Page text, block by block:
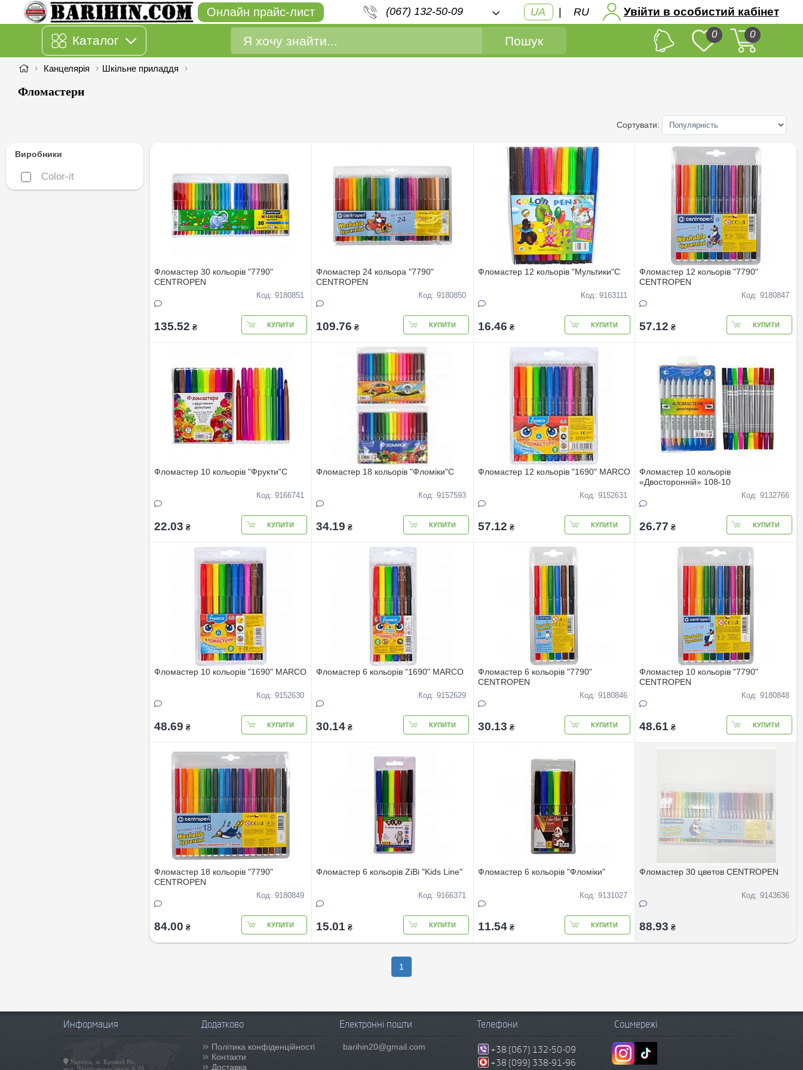
Онлайн прайс-лист (067) 132-50-09 UA | RU Увійти в особистий кабінет
Каталог Пошук 0 0
Канцелярія Шкільне приладдя
Фломастери
Сортувати:
Виробники
Color-it
Color-it
Фломастер 30 кольорів "7790"
CENTROPEN
Код: 9180851
135.52 ₴ КУПИТИ
Фломастер 24 кольора "7790"
CENTROPEN
Код: 9180850
109.76 ₴ КУПИТИ
Фломастер 12 кольорів "Мультики"С
Код: 9163111
16.46 ₴ КУПИТИ
Фломастер 12 кольорів "7790"
CENTROPEN
Код: 9180847
57.12 ₴ КУПИТИ
Фломастер 10 кольорів "Фрукти"С
Код: 9166741
22.03 ₴ КУПИТИ
Фломастер 18 кольорів "Фломіки"С
Код: 9157593
34.19 ₴ КУПИТИ
Фломастер 12 кольорів "1690" MARCO
Код: 9152631
57.12 ₴ КУПИТИ
Фломастер 10 кольорів
«Двосторонній» 108-10
Код: 9132766
26.77 ₴ КУПИТИ
Фломастер 10 кольорів "1690" MARCO
Код: 9152630
48.69 ₴ КУПИТИ
Фломастер 6 кольорів "1690" MARCO
Код: 9152629
30.14 ₴ КУПИТИ
Фломастер 6 кольорів "7790"
CENTROPEN
Код: 9180846
30.13 ₴ КУПИТИ
Фломастер 10 кольорів "7790"
CENTROPEN
Код: 9180848
48.61 ₴ КУПИТИ
Фломастер 18 кольорів "7790"
CENTROPEN
Код: 9180849
84.00 ₴ КУПИТИ
Фломастер 6 кольорів ZiBi "Kids Line"
Код: 9166371
15.01 ₴ КУПИТИ
Фломастер 6 кольорів "Фломіки"
Код: 9131027
11.54 ₴ КУПИТИ
Фломастер 30 цветов CENTROPEN
Код: 9143636
88.93 ₴
1
Информация
Україна, м. Кривий Ріг,
Додатково
Політика конфіденційності
Контакти
Доставка
Електронні пошти
barihin20@gmail.com
Телефони
+38 (067) 132-50-09
+38 (099) 338-91-96
Соцмережі